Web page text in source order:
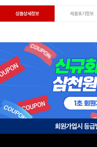
상품상세정보 제품표기정보